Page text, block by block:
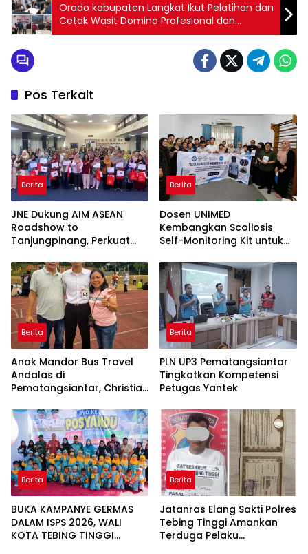
Orado kabupaten Langkat Ikut Pelatihan dan
Cetak Wasit Domino Profesional dan
Berlisensi
Pos Terkait
Berita
JNE Dukung AIM ASEAN
Roadshow to
Tanjungpinang, Perkuat
Pemanfaatan Teknologi AI
Berita
Dosen UNIMED
Kembangkan Scoliosis
Self-Monitoring Kit untuk
Mandiri Pasien Scoliosis
Berita
Anak Mandor Bus Travel
Andalas di
Pematangsiantar, Christian
AD 2026
Berita
PLN UP3 Pematangsiantar
Tingkatkan Kompetensi
Petugas Yantek
Berita
BUKA KAMPANYE GERMAS
DALAM ISPS 2026, WALI
KOTA TEBING TINGGI
Berita
Jatanras Elang Sakti Polres
Tebing Tinggi Amankan
Terduga Pelaku